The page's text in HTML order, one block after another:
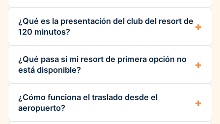
¿Qué es la presentación del club del resort de
120 minutos?
¿Qué pasa si mi resort de primera opción no
está disponible?
¿Cómo funciona el traslado desde el
aeropuerto?